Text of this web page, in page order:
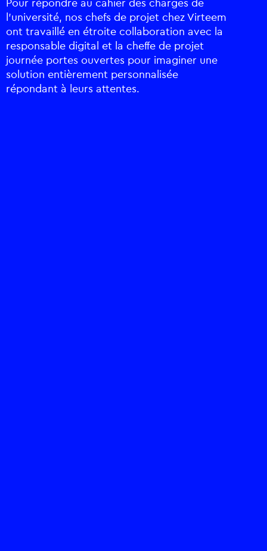
Pour répondre au cahier des charges de
l’université, nos chefs de projet chez Virteem
ont travaillé en étroite collaboration avec la
responsable digital et la cheffe de projet
journée portes ouvertes pour imaginer une
solution entièrement personnalisée
répondant à leurs attentes.